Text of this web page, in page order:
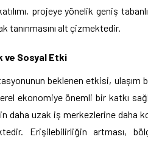
projeye yönelik geniş
tanınmasını alt çizmektedir.
ve Sosyal Etki
beklenen etkisi, ulaşım
ekonomiye önemli bir katkı
daha uzak iş merkezlerine daha
Erişilebilirliğin artması,